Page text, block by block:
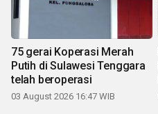
75 gerai Koperasi Merah
Putih di Sulawesi Tenggara
telah beroperasi
03 August 2026 16:47 WIB